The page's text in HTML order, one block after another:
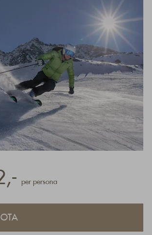
per persona